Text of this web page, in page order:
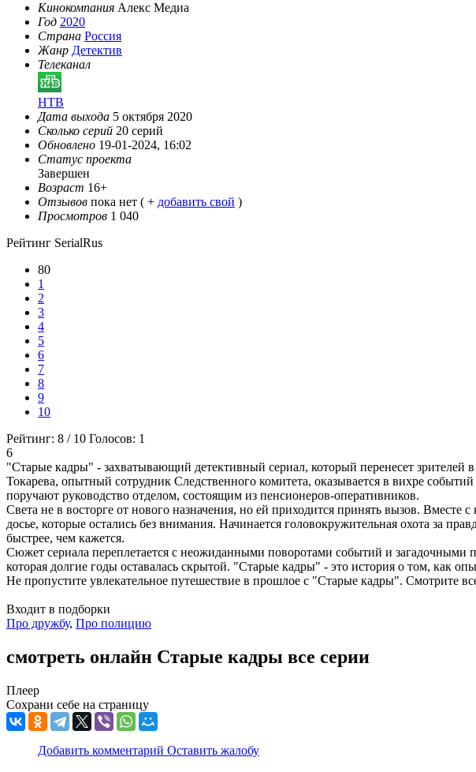
Кинокомпания Алекс Медиа
Год 2020
Страна Россия
Жанр Детектив
Телеканал
НТВ
Дата выхода 5 октября 2020
Сколько серий 20 серий
Обновлено 19-01-2024, 16:02
Статус проекта
Завершен
Возраст 16+
Отзывов пока нет ( + добавить свой )
Просмотров 1 040
Рейтинг SerialRus
80
1
2
3
4
5
6
7
8
9
10
Рейтинг: 8 / 10 Голосов: 1
6
"Старые кадры" - захватывающий детективный сериал, который перенесет зрителей
Токарева, опытный сотрудник Следственного комитета, оказывается в вихре
поручают руководство отделом, состоящим из пенсионеров-оперативников.
Света не в восторге от нового назначения, но ей приходится принять вызов.
досье, которые остались без внимания. Начинается головокружительная охота за
быстрее, чем кажется.
Сюжет сериала переплетается с неожиданными поворотами событий и
которая долгие годы оставалась скрытой. "Старые кадры" - это история о том, как
Не пропустите увлекательное путешествие в прошлое с "Старые кадры". Смотрите
Входит в подборки
Про дружбу, Про полицию
смотреть онлайн Старые кадры все серии
Плеер
Сохрани себе на страницу
Добавить комментарий Оставить жалобу